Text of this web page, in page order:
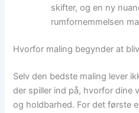
skifter, og en ny
rumfornemmelsen
Hvorfor maling begynder at
Selv den bedste maling lever
der spiller ind på, hvorfor dine
og holdbarhed. For det første